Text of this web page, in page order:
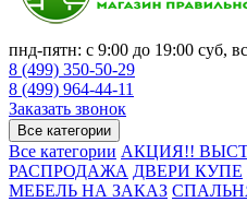
пнд-пятн: с 9:00 до 19:00 суб,
8 (499) 350-50-29
8 (499) 964-44-11
Заказать звонок
Все категории
Все категории АКЦИЯ!!
РАСПРОДАЖА ДВЕРИ КУПЕ
МЕБЕЛЬ НА ЗАКАЗ